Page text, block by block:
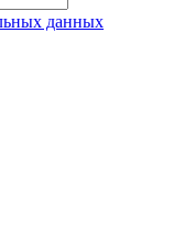
данных